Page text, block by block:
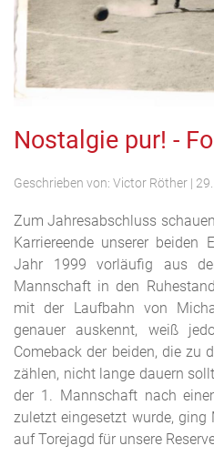
Nostalgie pur! -
Geschrieben von: Victor Röther |
Zum Jahresabschluss
Karriereende unserer beiden
Jahr 1999 vorläufig aus
Mannschaft in den
mit der Laufbahn von
genauer auskennt, weiß
Comeback der beiden, die zu
zählen, nicht lange dauern
der 1. Mannschaft nach
zuletzt eingesetzt wurde,
auf Torejagd für unsere